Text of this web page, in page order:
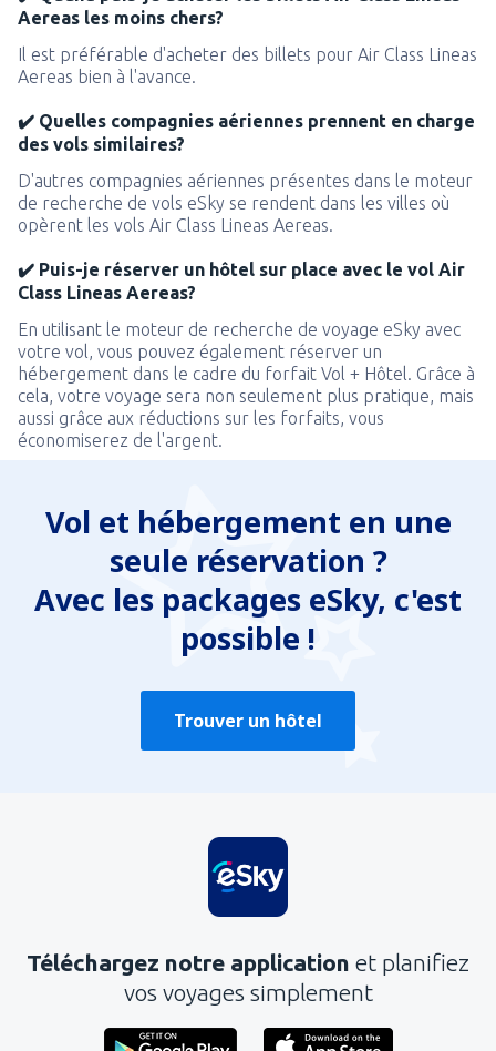
Aereas les moins chers?
Il est préférable d'acheter des billets pour Air Class Lineas
Aereas bien à l'avance.
✔️ Quelles compagnies aériennes prennent en charge
des vols similaires?
D'autres compagnies aériennes présentes dans le moteur
de recherche de vols eSky se rendent dans les villes où
opèrent les vols Air Class Lineas Aereas.
✔️ Puis-je réserver un hôtel sur place avec le vol Air
Class Lineas Aereas?
En utilisant le moteur de recherche de voyage eSky avec
votre vol, vous pouvez également réserver un
hébergement dans le cadre du forfait Vol + Hôtel. Grâce à
cela, votre voyage sera non seulement plus pratique, mais
aussi grâce aux réductions sur les forfaits, vous
économiserez de l'argent.
Vol et hébergement en une
seule réservation ?
Avec les packages eSky, c'est
possible !
Trouver un hôtel
Téléchargez notre application et planifiez
vos voyages simplement